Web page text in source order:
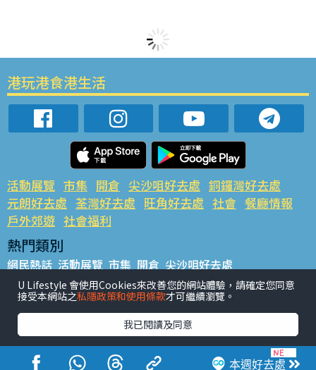
本週好去處
港玩港食港生活
活動展覽 市集 開倉 尖沙咀好去處 銅鑼灣好去處
元朗好去處 荃灣好去處 旺角好去處 社會 餐廳情報
戶外郊遊 社會福利
熱門類別
網民熱話 活動展覽 市集 開倉 尖沙咀好去處
銅鑼灣好去處 元朗好去處 荃灣好去處 旺角好去處 社會
餐廳情報 戶外郊遊
熱門標籤
#UGO搵好去處 #人氣活動推介 #美食社群熱話
#親子玩樂好去處
#ULifestyle應用程式
#限時搶
U Lifestyle 會使用Cookies來改善您的網站體驗，請確定您同意
接受本網站之私隱政策和使用條款才可繼續瀏覽。
我已閱讀及同意